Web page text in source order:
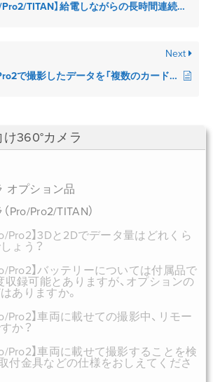
360°カメラ
オプション品
Pro/Pro2/TITAN）
Pro2】3Dと2Dでデータ量はどれくら
ょう？
Pro2】バッテリーについては付属品で
録可能とありますが、オプションの
ありますか。
Pro2】車両に載せての撮影中、リモー
か？
Pro2】車両に載せて撮影することを検
付金具などの仕様をおしえてくださ
給電しながらの長時間連続撮影（例：24時間以上）は可能でしょうか？
Next
【Insta360 Pro2】Pro2で撮影したデータを「複数のカードからインポート」する方法を教えてください。